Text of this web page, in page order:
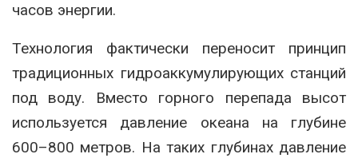
часов энергии.
Технология фактически переносит принцип
традиционных гидроаккумулирующих станций
под воду. Вместо горного перепада высот
используется давление океана на глубине
600–800 метров. На таких глубинах давление